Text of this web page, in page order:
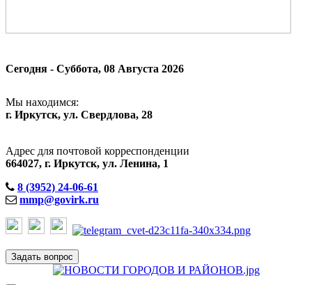
Сегодня - Суббота, 08 Августа 2026
Мы находимся:
г. Иркутск, ул. Свердлова, 28
Адрес для почтовой корреспонденции
664027, г. Иркутск, ул. Ленина, 1
8 (3952) 24-06-61
mmp@govirk.ru
Задать вопрос